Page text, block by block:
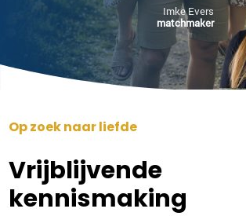
Imke Evers
matchmaker
Op zoek naar liefde
Vrijblijvende
kennismaking
Joke de Wit
Breda
076-7602831 | email
Plan kennismaking
Middelburg
0118-700235